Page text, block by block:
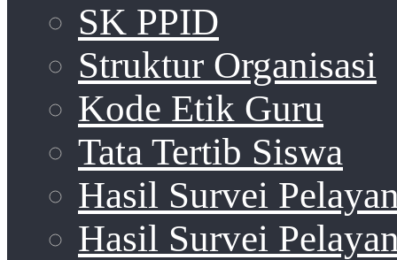
SK PPID
Struktur Organisasi
Kode Etik Guru
Tata Tertib Siswa
Hasil Survei
Hasil Survei